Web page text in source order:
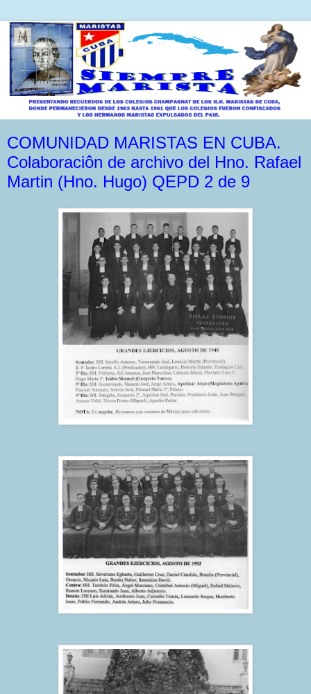
COMUNIDAD MARISTAS EN CUBA.
Colaboraciôn de archivo del Hno. Rafael
Martin (Hno. Hugo) QEPD 2 de 9